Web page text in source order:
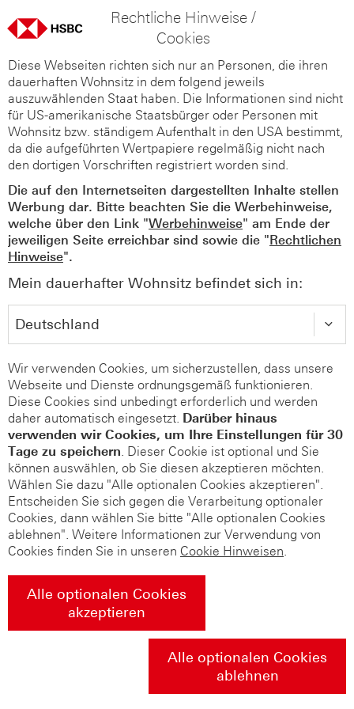
Rechtliche Hinweise /
Cookies
Diese Webseiten richten sich nur an Personen, die ihren
dauerhaften Wohnsitz in dem folgend jeweils
auszuwählenden Staat haben. Die Informationen sind nicht
für US-amerikanische Staatsbürger oder Personen mit
Wohnsitz bzw. ständigem Aufenthalt in den USA bestimmt,
da die aufgeführten Wertpapiere regelmäßig nicht nach
den dortigen Vorschriften registriert worden sind.
Die auf den Internetseiten dargestellten Inhalte stellen
Werbung dar. Bitte beachten Sie die Werbehinweise,
welche über den Link "Werbehinweise" am Ende der
jeweiligen Seite erreichbar sind sowie die "Rechtlichen
Hinweise".
Mein dauerhafter Wohnsitz befindet sich in:
Wir verwenden Cookies, um sicherzustellen, dass unsere
Webseite und Dienste ordnungsgemäß funktionieren.
Diese Cookies sind unbedingt erforderlich und werden
daher automatisch eingesetzt. Darüber hinaus
verwenden wir Cookies, um Ihre Einstellungen für 30
Tage zu speichern. Dieser Cookie ist optional und Sie
können auswählen, ob Sie diesen akzeptieren möchten.
Wählen Sie dazu "Alle optionalen Cookies akzeptieren".
Entscheiden Sie sich gegen die Verarbeitung optionaler
Cookies, dann wählen Sie bitte "Alle optionalen Cookies
ablehnen". Weitere Informationen zur Verwendung von
Cookies finden Sie in unseren Cookie Hinweisen.
Alle optionalen Cookies
akzeptieren
Alle optionalen Cookies
ablehnen